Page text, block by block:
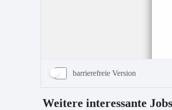
barrierefreie Version
Weitere interessante Jobs